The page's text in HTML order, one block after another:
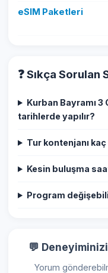
eSIM Paketleri
❓ Sıkça Sorulan
Kurban Bayramı 3
tarihlerde yapılır?
Tur kontenjanı
Kesin buluşma
Program
💬
Yorum